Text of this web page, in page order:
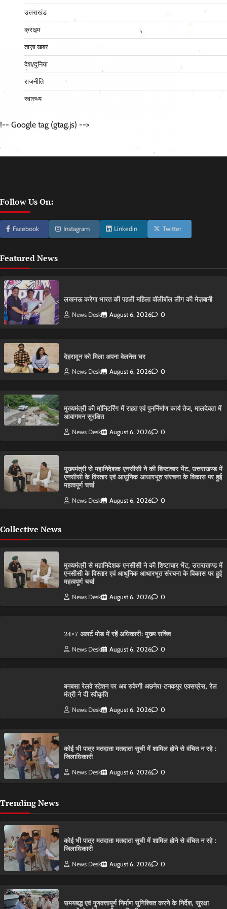
उत्तराखंड
क्राइम
ताज़ा खबर
देश/दुनिया
राजनीति
स्वास्थ्य
!-- Google tag (gtag.js) -->
Follow Us On:
Facebook Instagram Linkedin Twitter
Featured News
लखनऊ करेगा भारत की पहली महिला वॉलीबॉल लीग की मेज़बानी
News Desk August 6, 2026 0
देहरादून को मिला अपना वेलनेस घर
News Desk August 6, 2026 0
मुख्यमंत्री की मॉनिटरिंग में राहत एवं पुनर्निर्माण कार्य तेज, मालदेवता में
आवागमन सुरक्षित
News Desk August 6, 2026 0
मुख्यमंत्री से महानिदेशक एनसीसी ने की शिष्टाचार भेंट, उत्तराखण्ड में
एनसीसी के विस्तार एवं आधुनिक आधारभूत संरचना के विकास पर हुई
महत्वपूर्ण चर्चा
News Desk August 6, 2026 0
Collective News
मुख्यमंत्री से महानिदेशक एनसीसी ने की शिष्टाचार भेंट, उत्तराखण्ड में
एनसीसी के विस्तार एवं आधुनिक आधारभूत संरचना के विकास पर हुई
महत्वपूर्ण चर्चा
News Desk August 6, 2026 0
24×7 अलर्ट मोड में रहें अधिकारी: मुख्य सचिव
News Desk August 6, 2026 0
बनबसा रेलवे स्टेशन पर अब रुकेगी अछनेरा-टनकपुर एक्सप्रेस, रेल
मंत्री ने दी स्वीकृति
News Desk August 6, 2026 0
कोई भी पात्र मतदाता मतदाता सूची में शामिल होने से वंचित न रहे :
जिलाधिकारी
News Desk August 6, 2026 0
Trending News
कोई भी पात्र मतदाता मतदाता सूची में शामिल होने से वंचित न रहे :
जिलाधिकारी
News Desk August 6, 2026 0
समयबद्ध एवं गुणवत्तापूर्ण निर्माण सुनिश्चित करने के निर्देश, सुरक्षा